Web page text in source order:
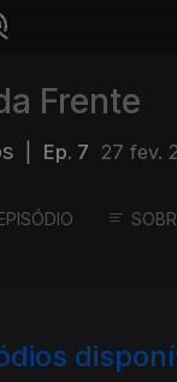
Frente
Ep. 7 27 fev.